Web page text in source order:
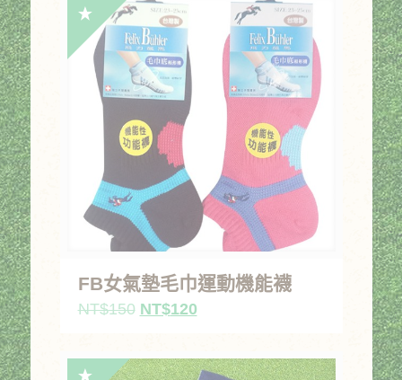
FB女氣墊毛巾運動機能襪
NT$150 原
格：
NT$120目
格：